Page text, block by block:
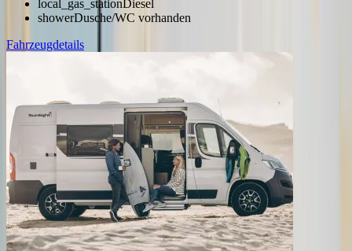
local_gas_stationDiesel
showerDusche/WC vorhanden
Fahrzeugdetails